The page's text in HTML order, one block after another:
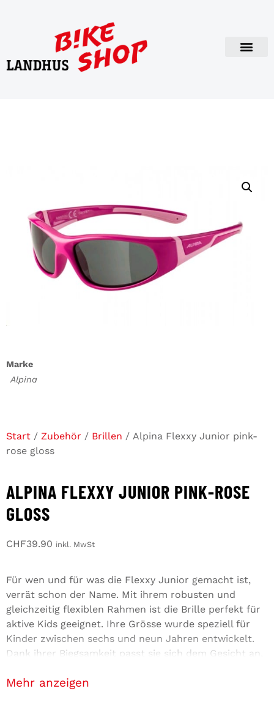
Marke
Alpina
Start / Zubehör / Brillen / Alpina Flexxy Junior pink-
rose gloss
ALPINA FLEXXY JUNIOR PINK-ROSE
GLOSS
CHF39.90 inkl. MwSt
Für wen und für was die Flexxy Junior gemacht ist,
verrät schon der Name. Mit ihrem robusten und
gleichzeitig flexiblen Rahmen ist die Brille perfekt für
aktive Kids geeignet. Ihre Grösse wurde speziell für
Kinder zwischen sechs und neun Jahren entwickelt.
Dank ihrer Biegsamkeit passt sie sich dem Gesicht an,
Gleichzeitig ist sie langlebig. Ausgestattet ist die
anzeigen